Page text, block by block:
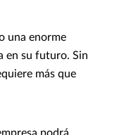
una enorme
en su futuro. Sin
más que
podrá